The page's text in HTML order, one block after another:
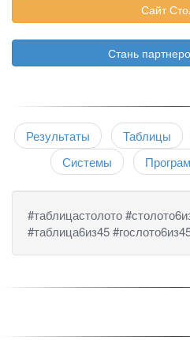
Сайт
Стань
Результаты Таблицы
Системы
#таблицастолото
#таблица6из45